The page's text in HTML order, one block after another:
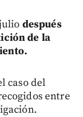
después
de la
caso del
entre